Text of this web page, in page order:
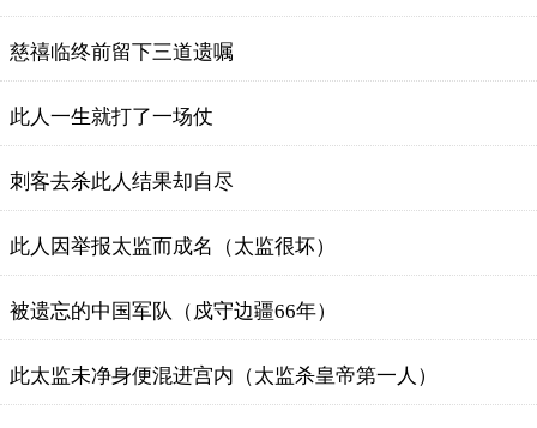
慈禧临终前留下三道遗嘱
此人一生就打了一场仗
刺客去杀此人结果却自尽
此人因举报太监而成名（太监很坏）
被遗忘的中国军队（戍守边疆66年）
此太监未净身便混进宫内（太监杀皇帝第一人）